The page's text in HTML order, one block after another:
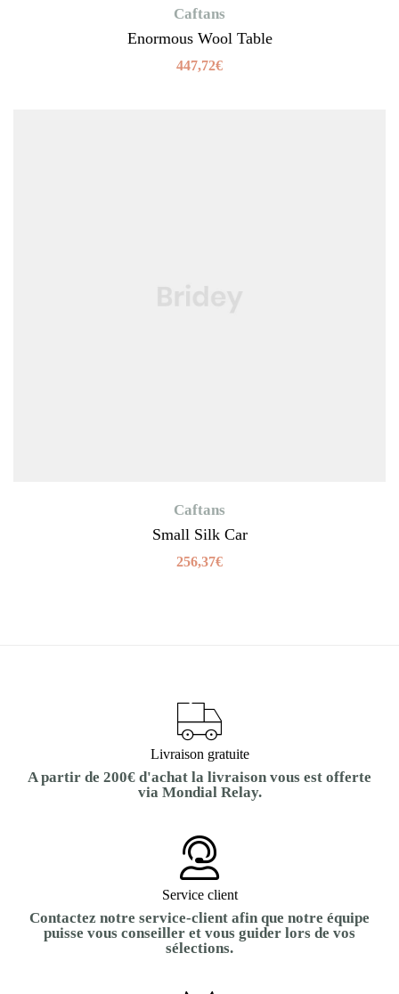
Caftans
Enormous Wool Table
447,72€
Caftans
Small Silk Car
256,37€
Livraison gratuite
A partir de 200€ d'achat la livraison vous est offerte
via Mondial Relay.
Service client
Contactez notre service-client afin que notre équipe
puisse vous conseiller et vous guider lors de vos
sélections.